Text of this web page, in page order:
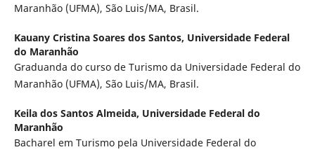
Maranhão (UFMA), São Luis/MA, Brasil.
Kauany Cristina Soares dos Santos, Universidade Federal
do Maranhão
Graduanda do curso de Turismo da Universidade Federal do
Maranhão (UFMA), São Luis/MA, Brasil.
Keila dos Santos Almeida, Universidade Federal do
Maranhão
Bacharel em Turismo pela Universidade Federal do